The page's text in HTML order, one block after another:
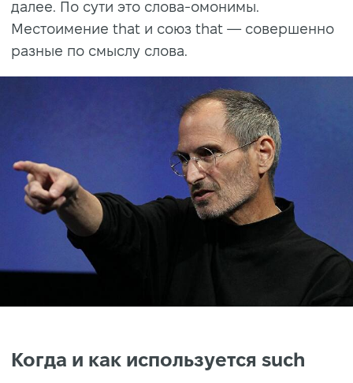
далее. По сути это слова-омонимы.
Местоимение that и союз that — совершенно
разные по смыслу слова.
Когда и как используется such